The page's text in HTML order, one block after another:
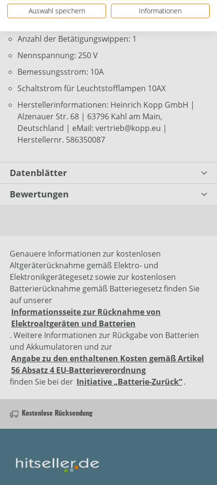
Werkstoffgüte: Thermoplast
Anzahl der Betätigungswippen: 1
Nennspannung: 250 V
Bemessungsstrom: 10A
Schaltstrom für Leuchtstofflampen 10AX
Herstellerinformationen: Heinrich Kopp GmbH |
Alzenauer Str. 68 | 63796 Kahl am Main,
Deutschland | eMail: vertrieb@kopp.eu |
Herstellernr. 586350087
Datenblätter
Bewertungen
Genauere Informationen zur kostenlosen
Altgeräterücknahme gemäß Elektro- und
Elektronikgerätegesetz sowie zur kostenlosen
Batterierücknahme gemäß Batteriegesetz finden Sie
auf unserer
Informationsseite zur Rücknahme von
Elektroaltgeräten und Batterien
. Weitere Informationen zur Rückgabe von Batterien
und Akkumulatoren und zur
Angabe zu den enthaltenen Kosten gemäß Artikel
56 Absatz 4 EU-Batterieverordnung
finden Sie bei der Initiative „Batterie-Zurück“.
Kostenlose Rücksendung
Auswahl speichern
Informationen